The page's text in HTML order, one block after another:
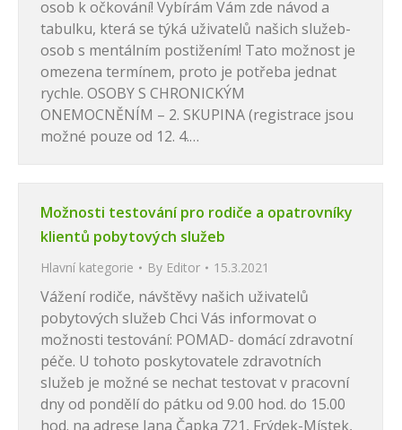
osob k očkování! Vybírám Vám zde návod a
tabulku, která se týká uživatelů našich služeb-
osob s mentálním postižením! Tato možnost je
omezena termínem, proto je potřeba jednat
rychle. OSOBY S CHRONICKÝM
ONEMOCNĚNÍM – 2. SKUPINA (registrace jsou
možné pouze od 12. 4.…
Možnosti testování pro rodiče a opatrovníky
klientů pobytových služeb
Hlavní kategorie By Editor 15.3.2021
Vážení rodiče, návštěvy našich uživatelů
pobytových služeb Chci Vás informovat o
možnosti testování: POMAD- domácí zdravotní
péče. U tohoto poskytovatele zdravotních
služeb je možné se nechat testovat v pracovní
dny od pondělí do pátku od 9.00 hod. do 15.00
hod. na adrese Jana Čapka 721, Frýdek-Místek,